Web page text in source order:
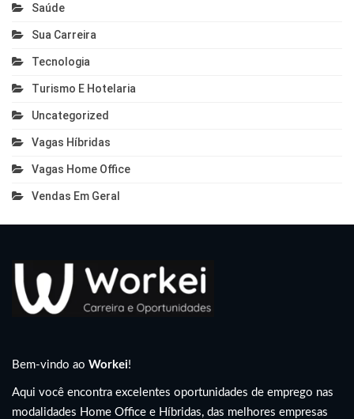
Saúde
Sua Carreira
Tecnologia
Turismo E Hotelaria
Uncategorized
Vagas Híbridas
Vagas Home Office
Vendas Em Geral
Bem-vindo ao Workei!
Aqui você encontra excelentes oportunidades de emprego nas
modalidades Home Office e Híbridas, das melhores empresas